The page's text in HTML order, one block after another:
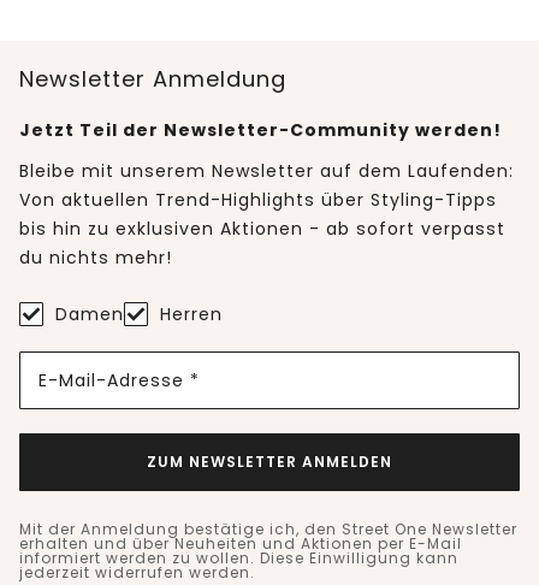
Newsletter Anmeldung
Jetzt Teil der Newsletter-Community werden!
Bleibe mit unserem Newsletter auf dem Laufenden:
Von aktuellen Trend-Highlights über Styling-Tipps
bis hin zu exklusiven Aktionen - ab sofort verpasst
du nichts mehr!
Damen Herren
E-Mail-Adresse *
ZUM NEWSLETTER ANMELDEN
Mit der Anmeldung bestätige ich, den Street One Newsletter
erhalten und über Neuheiten und Aktionen per E-Mail
informiert werden zu wollen. Diese Einwilligung kann
jederzeit widerrufen werden.